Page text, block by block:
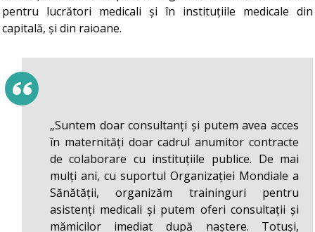
pentru lucrători medicali și în instituțiile medicale din
capitală, și din raioane.
„Suntem doar consultanți și putem avea acces
în maternități doar cadrul anumitor contracte
de colaborare cu instituțiile publice. De mai
mulți ani, cu suportul Organizației Mondiale a
Sănătății, organizăm traininguri pentru
asistenți medicali și putem oferi consultații și
mămicilor imediat după naștere. Totuși,